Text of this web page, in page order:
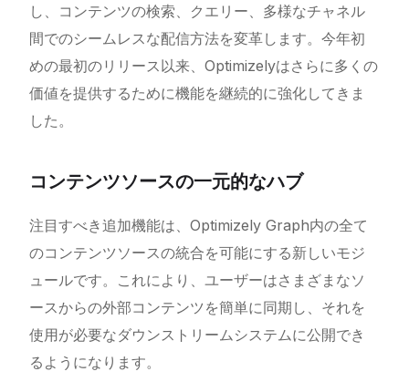
し、コンテンツの検索、クエリー、多様なチャネル
間でのシームレスな配信方法を変革します。今年初
めの最初のリリース以来、Optimizelyはさらに多くの
価値を提供するために機能を継続的に強化してきま
した。
コンテンツソースの一元的なハブ
注目すべき追加機能は、Optimizely Graph内の全て
のコンテンツソースの統合を可能にする新しいモジ
ュールです。これにより、ユーザーはさまざまなソ
ースからの外部コンテンツを簡単に同期し、それを
使用が必要なダウンストリームシステムに公開でき
るようになります。